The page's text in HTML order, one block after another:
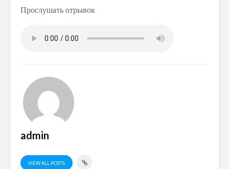
Прослушать отрывок
admin
VIEW ALL POSTS